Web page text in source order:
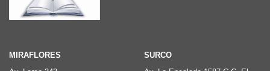
MIRAFLORES
SURCO